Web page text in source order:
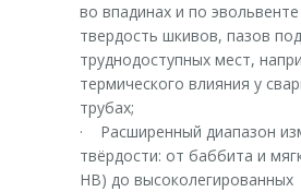
во впадинах и по
твердость шкивов, пазов
труднодоступных мест,
термического влияния у
трубах;
· Расширенный диапазон
твёрдости: от баббита и
НВ) до высоколегированных